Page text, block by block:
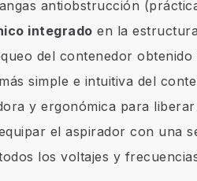
antiobstrucción
integrado en la
del contenedor
simple e intuitiva del
y ergonómica para
el aspirador con una
los voltajes y